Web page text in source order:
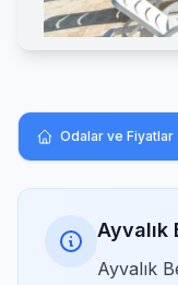
Odalar ve Fiyatlar
Ayvalık
Ayvalık